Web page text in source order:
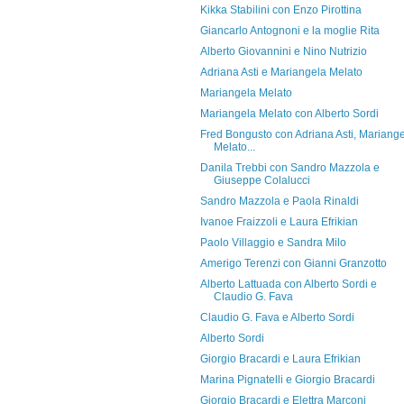
Kikka Stabilini con Enzo Pirottina
Giancarlo Antognoni e la moglie Rita
Alberto Giovannini e Nino Nutrizio
Adriana Asti e Mariangela Melato
Mariangela Melato
Mariangela Melato con Alberto Sordi
Fred Bongusto con Adriana Asti,
Melato...
Danila Trebbi con Sandro Mazzola e
Giuseppe Colalucci
Sandro Mazzola e Paola Rinaldi
Ivanoe Fraizzoli e Laura Efrikian
Paolo Villaggio e Sandra Milo
Amerigo Terenzi con Gianni Granzotto
Alberto Lattuada con Alberto Sordi e
Claudio G. Fava
Claudio G. Fava e Alberto Sordi
Alberto Sordi
Giorgio Bracardi e Laura Efrikian
Marina Pignatelli e Giorgio Bracardi
Giorgio Bracardi e Elettra Marconi